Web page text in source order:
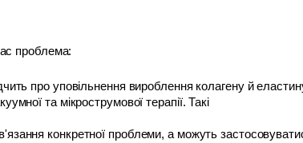
проблема:
про уповільнення вироблення колагену й
та мікрострумової терапії. Такі